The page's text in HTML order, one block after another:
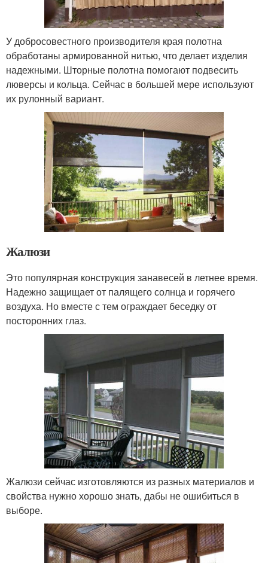
У добросовестного производителя края полотна
обработаны армированной нитью, что делает изделия
надежными. Шторные полотна помогают подвесить
люверсы и кольца. Сейчас в большей мере используют
их рулонный вариант.
Жалюзи
Это популярная конструкция занавесей в летнее время.
Надежно защищает от палящего солнца и горячего
воздуха. Но вместе с тем ограждает беседку от
посторонних глаз.
Жалюзи сейчас изготовляются из разных материалов и
свойства нужно хорошо знать, дабы не ошибиться в
выборе.